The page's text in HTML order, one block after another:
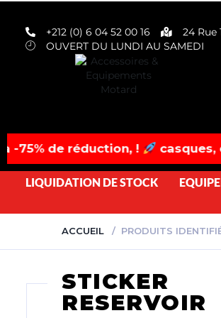
+212 (0) 6 04 52 00 16
24 Rue
OUVERT DU LUNDI AU SAMEDI
! casques, chaussures,
LIQUIDATION DE STOCK
ACCUEIL PRODUITS
STICKER
RESERVOIR